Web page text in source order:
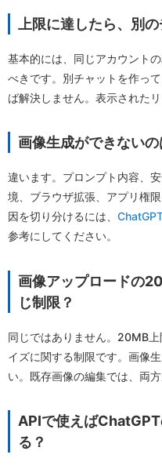
上限に達したら、別
基本的には、同じアカウント
べきです。別チャットを作っ
ば解決しません。表示された
画像生成ができない
違います。プロンプト内容、
境、ブラウザ拡張、アプリ権
因を切り分けるには、
参考にしてください。
画像アップロードの
じ制限？
同じではありません。20MB
イズに関する制限です。画像
い。既存画像の編集では、両方
APIで使えば
る？